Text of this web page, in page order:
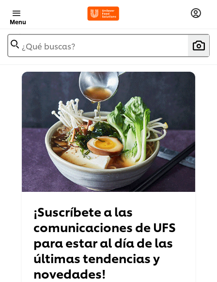
Menu
¿Qué buscas?
¡Suscríbete a las
comunicaciones de UFS
para estar al día de las
últimas tendencias y
novedades!